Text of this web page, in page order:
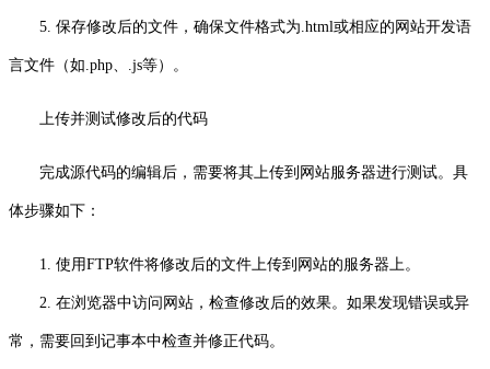
5. 保存修改后的文件，确保文件格式为.html或相应的网站开发语
言文件（如.php、.js等）。
上传并测试修改后的代码
完成源代码的编辑后，需要将其上传到网站服务器进行测试。具
体步骤如下：
1. 使用FTP软件将修改后的文件上传到网站的服务器上。
2. 在浏览器中访问网站，检查修改后的效果。如果发现错误或异
常，需要回到记事本中检查并修正代码。